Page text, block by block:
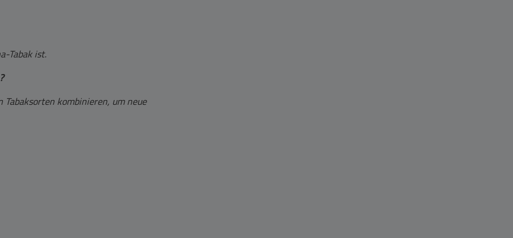
Tabak ist.
Tabaksorten kombinieren, um neue